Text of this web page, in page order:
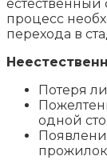
процесс
перехода в
Потеря
одной